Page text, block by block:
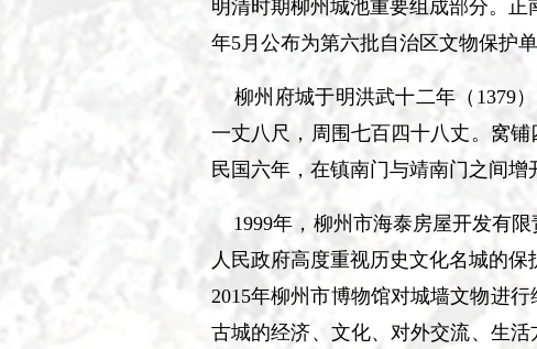
明清时期柳州城池重要组成部分。正
年5月公布为第六批自治区文物保护单
柳州府城于明洪武十二年（1379
一丈八尺，周围七百四十八丈。窝
民国六年，在镇南门与靖南门之间增
1999年，柳州市海泰房屋开发有
人民政府高度重视历史文化名城的
2015年柳州市博物馆对城墙文物进
古城的经济、文化、对外交流、生